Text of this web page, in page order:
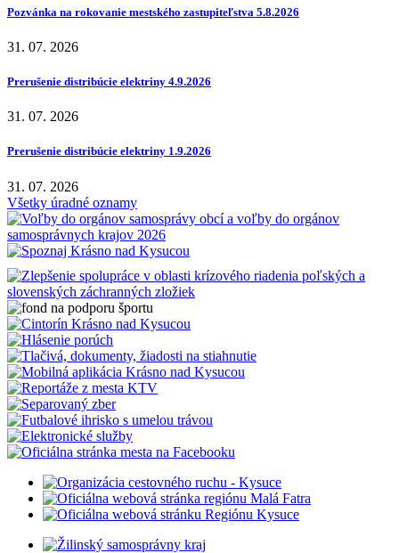
Pozvánka na rokovanie mestského zastupiteľstva 5.8.2026
31. 07. 2026
Prerušenie distribúcie elektriny 4.9.2026
31. 07. 2026
Prerušenie distribúcie elektriny 1.9.2026
31. 07. 2026
Všetky úradné oznamy